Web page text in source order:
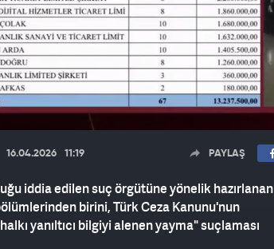
16.04.2026 11:19 PAYLAŞ
iddia edilen suç örgütüne yönelik hazırlanan
birini, Türk Ceza Kanunu'nun
yanıltıcı bilgiyi alenen yayma" suçlaması